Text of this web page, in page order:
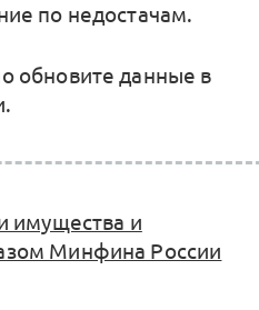
по недостачам.
обновите данные в
имущества и
Минфина России